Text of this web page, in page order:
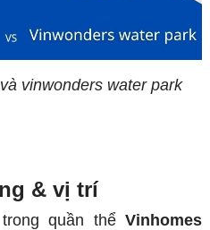
vinwonders water park
& vị trí
quần thểVinhomes